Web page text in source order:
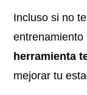
Incluso si no
entrenamiento
herramienta
mejorar tu